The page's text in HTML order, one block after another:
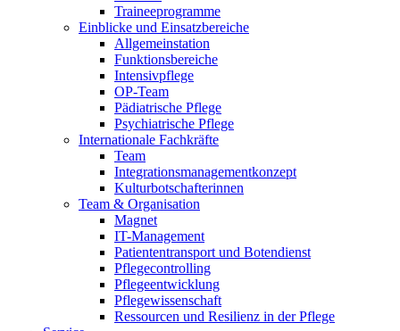
Traineeprogramme
Einblicke und Einsatzbereiche
Allgemeinstation
Funktionsbereiche
Intensivpflege
OP-Team
Pädiatrische Pflege
Psychiatrische Pflege
Internationale Fachkräfte
Team
Integrationsmanagementkonzept
Kulturbotschafterinnen
Team & Organisation
Magnet
IT-Management
Patiententransport und Botendienst
Pflegecontrolling
Pflegeentwicklung
Pflegewissenschaft
Ressourcen und Resilienz in der Pflege